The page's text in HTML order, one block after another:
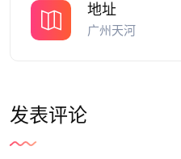
地址
广州天河
发表评论